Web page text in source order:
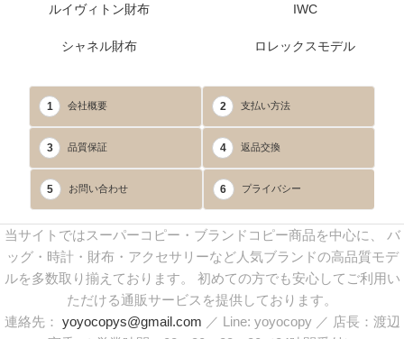
ルイヴィトン財布
シャネル財布
IWC
ロレックスモデル
1 会社概要 2 支払い方法
3 品質保証 4 返品交換
5 お問い合わせ 6 プライバシー
当サイトではスーパーコピー・ブランドコピー商品を中心に、 バ
ッグ・時計・財布・アクセサリーなど人気ブランドの高品質モデ
ルを多数取り揃えております。 初めての方でも安心してご利用い
ただける通販サービスを提供しております。
連絡先： yoyocopys@gmail.com ／ Line: yoyocopy ／ 店長：渡辺